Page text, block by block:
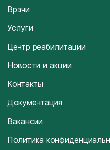
Врачи
Услуги
Центр реабилитации
Новости и акции
Контакты
Документация
Вакансии
Политика